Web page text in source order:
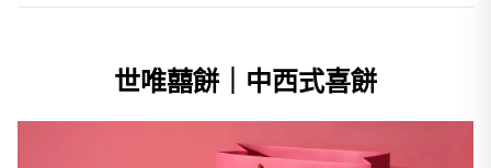
世唯囍餅｜中西式喜餅